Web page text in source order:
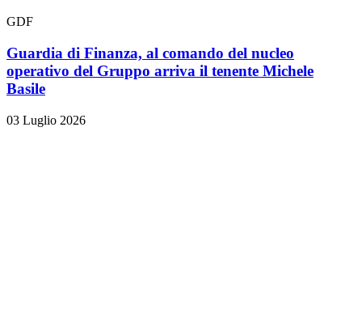
GDF
Guardia di Finanza, al comando del nucleo
operativo del Gruppo arriva il tenente Michele
Basile
03 Luglio 2026